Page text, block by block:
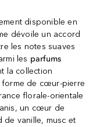
disponible en
dévoile un accord
les notes suaves
les parfums
la collection
de cœur-pierre
florale-orientale
un cœur de
de vanille, musc et